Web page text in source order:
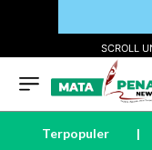
SCROLL
Terpopuler |